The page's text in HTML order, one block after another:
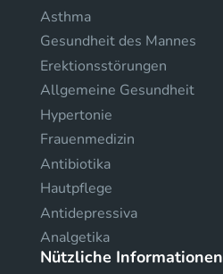
Asthma
Gesundheit des Mannes
Erektionsstörungen
Allgemeine Gesundheit
Hypertonie
Frauenmedizin
Antibiotika
Hautpflege
Antidepressiva
Analgetika
Nützliche Informationen